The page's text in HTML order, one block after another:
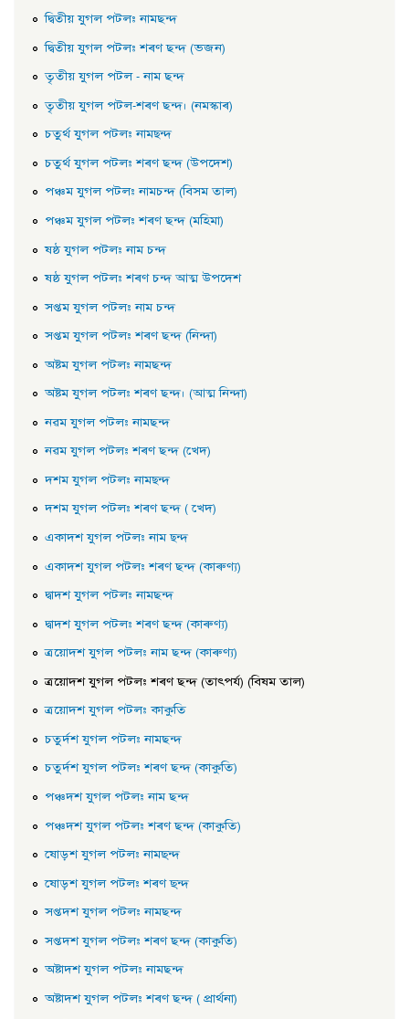
দ্বিতীয় যুগল পটল: নামছন্দ
দ্বিতীয় যুগল পটল: শৰণ ছন্দ (ভজন)
তৃতীয় যুগল পটল - নাম ছন্দ
তৃতীয় যুগল পটল-শৰণ ছন্দ। (নমস্কাৰ)
চতুর্থ যুগল পটল: নামছ্ন্দ
চতুর্থ যুগল পটল: শৰণ ছন্দ (উপদেশ)
পঞ্চম যুগল পটল: নামচন্দ (বিসম তাল)
পঞ্চম যুগল পটল: শৰণ ছন্দ (মহিমা)
ষষ্ঠ যুগল পটল: নাম চন্দ
ষষ্ঠ যুগল পটল: শৰণ চন্দ আত্ম উপদেশ
সপ্তম যুগল পটল: নাম চন্দ
সপ্তম যুগল পটল: শৰণ ছন্দ (নিন্দা)
অষ্টম যুগল পটল: নামছন্দ
অষ্টম যুগল পটল: শৰণ ছন্দ। (আত্ম নিন্দা)
নৱম যুগল পটল: নামছন্দ
নৱম যুগল পটল: শৰণ ছন্দ (খেদ)
দশম যুগল পটল: নামছ্ন্দ
দশম যুগল পটল: শৰণ ছন্দ ( খেদ)
একাদশ যুগল পটল: নাম ছ্ন্দ
একাদশ যুগল পটল: শৰণ ছন্দ (কাৰুণ্য)
দ্বাদশ যুগল পটল: নামছন্দ
দ্বাদশ যুগল পটল: শৰণ ছন্দ (কাৰুণ্য)
ত্রয়োদশ যুগল পটল: নাম ছন্দ (কাৰুণ্য)
ত্রয়োদশ যুগল পটল: শৰণ ছন্দ (তাৎপৰ্য) (বিষম তাল)
ত্রয়োদশ যুগল পটল: কাকুতি
চতুর্দশ যুগল পটল: নামছন্দ
চতুর্দশ যুগল পটল: শৰণ ছন্দ (কাকুতি)
পঞ্চদশ যুগল পটল: নাম ছন্দ
পঞ্চদশ যুগল পটল: শৰণ ছন্দ (কাকুতি)
ষোড়শ যুগল পটল: নামছ্‌ন্দ
ষোড়শ যুগল পটল: শৰণ ছ্‌ন্দ
সপ্তদশ যুগল পটল: নামছন্দ
সপ্তদশ যুগল পটল: শৰণ ছন্দ (কাকুতি)
অষ্টাদশ যুগল পটল: নামছন্দ
অষ্টাদশ যুগল পটল: শৰণ ছন্দ ( প্রার্থনা)